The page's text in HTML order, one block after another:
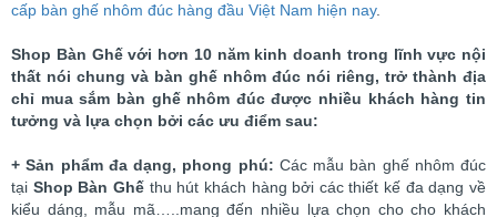
cấp bàn ghế nhôm đúc hàng đầu Việt Nam hiện nay.
Shop Bàn Ghế với hơn 10 năm kinh doanh trong lĩnh vực nội
thất nói chung và bàn ghế nhôm đúc nói riêng, trở thành địa
chỉ mua sắm bàn ghế nhôm đúc được nhiều khách hàng tin
tưởng và lựa chọn bởi các ưu điểm sau:
+ Sản phẩm đa dạng, phong phú: Các mẫu bàn ghế nhôm đúc
tại Shop Bàn Ghếthu hút khách hàng bởi các thiết kế đa dạng về
kiểu dáng, mẫu mã…..mang đến nhiều lựa chọn cho cho khách